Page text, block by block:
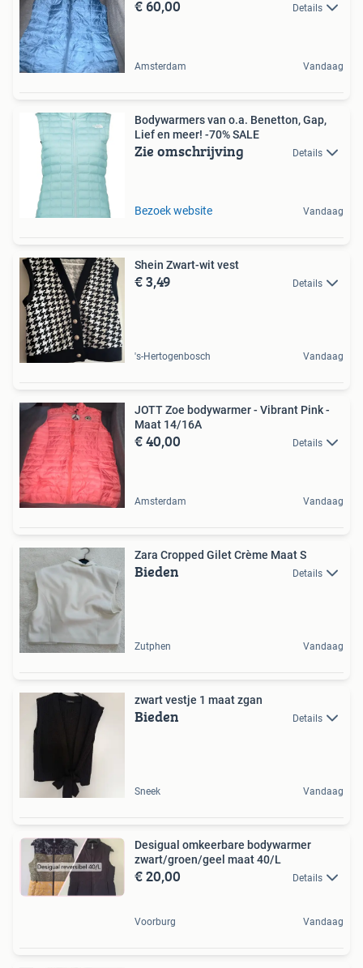
€ 60,00 Details
Amsterdam Vandaag
Bodywarmers van o.a. Benetton, Gap,
Lief en meer! -70% SALE
Zie omschrijving Details
Bezoek website Vandaag
Shein Zwart-wit vest
€ 3,49 Details
's-Hertogenbosch Vandaag
JOTT Zoe bodywarmer - Vibrant Pink -
Maat 14/16A
€ 40,00 Details
Amsterdam Vandaag
Zara Cropped Gilet Crème Maat S
Bieden Details
Zutphen Vandaag
zwart vestje 1 maat zgan
Bieden Details
Sneek Vandaag
Desigual omkeerbare bodywarmer
zwart/groen/geel maat 40/L
€ 20,00 Details
Voorburg Vandaag